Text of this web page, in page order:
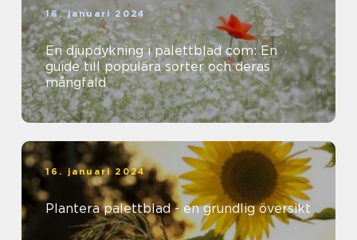
16. januari 2024
En djupdykning i palettblad com: En
guide till populära sorter och deras
mångfald
16. januari 2024
Plantera palettblad - en grundlig översikt